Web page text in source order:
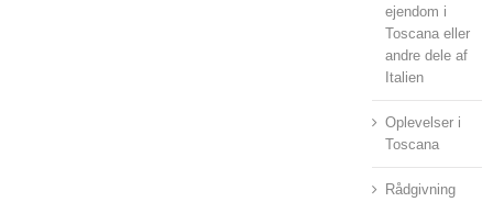
ejendom i
Toscana eller
andre dele af
Italien
Oplevelser i
Toscana
Rådgivning